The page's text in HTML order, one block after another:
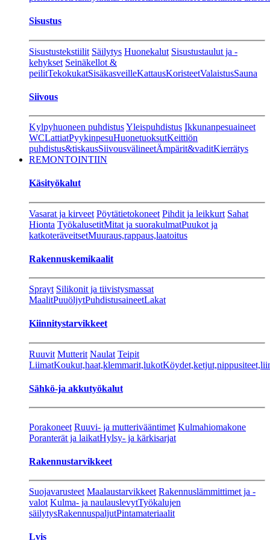
Sisustus
Sisustustekstiilit Säilytys Huonekalut Sisustustaulut ja -
kehykset Seinäkellot &
peilitTekokukatSisäkasveilleKattausKoristeetValaistusSauna
Siivous
Kylpyhuoneen puhdistusYleispuhdistus Ikkunanpesuaineet
WCLattiatPyykinpesuHuonetuoksutKeittiön
puhdistus&tiskausSiivousvälineetÄmpärit&vaditKierrätys
REMONTOINTIIN
Käsityökalut
Vasarat ja kirveet Pöytätietokoneet Pihdit ja leikkurt Sahat
Hionta TyökalusetitMitat ja suorakulmatPuukot ja
katkoteräveitsetMuuraus,rappaus,laatoitus
Rakennuskemikaalit
Sprayt Silikonit ja tiivistysmassat
MaalitPuuöljytPuhdistusaineetLakat
Kiinnitystarvikkeet
Ruuvit Mutterit Naulat Teipit
LiimatKoukut,haat,klemmarit,lukot
Sähkö-ja akkutyökalut
Porakoneet Ruuvi- ja mutterivääntimet Kulmahiomakone
Poranterät ja laikatHylsy- ja kärkisarjat
Rakennustarvikkeet
Suojavarusteet Maalaustarvikkeet Rakennuslämmittimet ja -
valot Kulma- ja naulauslevytTyökalujen
säilytysRakennuspaljutPintamateriaalit
Lvis